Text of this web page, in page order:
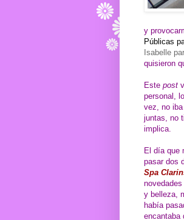
y
Públicas
Isabelle
quisieron
Este post
personal,
vez, no
juntas, no
implica.
El día que
pasar dos
Spa
novedades
y belleza,
había
encantaba